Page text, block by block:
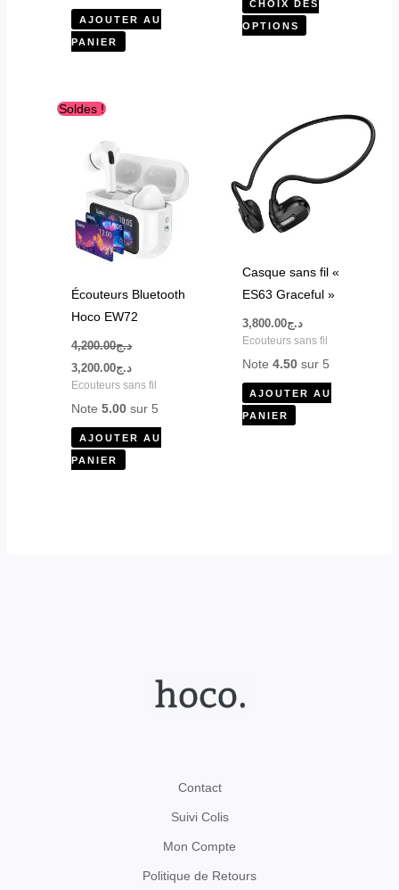
AJOUTER AU
PANIER
CHOIX DES
OPTIONS
du
Soldes !
Écouteurs Bluetooth
Hoco EW72
د.ج4,200.00
Le
prix
était :
د.ج4,200.00.
د.ج3,200.00
Ecouteurs sans fil
Note5.00 sur 5
AJOUTER AU
PANIER
Casque sans fil «
ES63 Graceful »
د.ج3,800.00
Ecouteurs sans fil
Note 4.50sur 5
AJOUTER AU
PANIER
Contact
Suivi Colis
Mon Compte
Politique de Retours